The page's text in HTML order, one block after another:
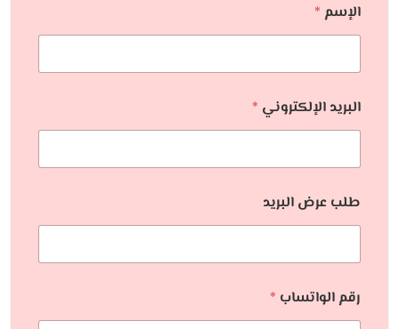
الإسم *
البريد الإلكتروني *
طلب عرض البريد
رقم الواتساب *